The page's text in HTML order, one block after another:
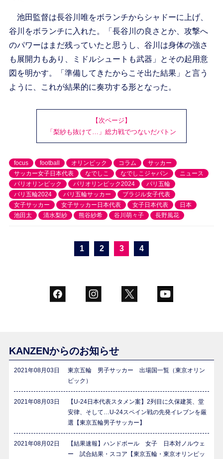
池田監督は長谷川唯をボランチからシャドーに上げ、
谷川をボランチに入れた。「長谷川の良さとか、攻撃へ
のパワーはまだ残っていたと思うし、谷川は身体の強さ
も展開力もあり、ミドルシュートも武器」とその起用意
図を明かす。「準備してきたからこそ出た結果」と言う
ように、これが結果的に奏功する形となった。
【次ページ】
「梨紗も抜けて…」総力戦でつないだバトン
focus football オリンピック コラム
サッカー
サッカー女子日本代表
なでしこ なでしこジャパン
ニュース
パリオリンピック
パリオリンピック2024
パリ五輪
パリ五輪2024
パリ五輪サッカー
ブラジル女子代表
女子サッカー
女子サッカー日本代表 女子日本代表
日本
池田太
清水梨紗 熊谷紗希 谷川萌々子 長野風花
1 2 3 4
KANZENからのお知らせ
2021年08月03日
東京五輪 男子サッカー 出場国一覧（東京オリン
ピック）
2021年08月03日
【U-24日本代表スタメン案】2列目に久保建英、堂
安律、そして…U-24スペイン戦の先発イレブンを厳
選【東京五輪男子サッカー】
2021年08月02日
【結果速報】ハンドボール 女子 日本対ノルウェ
ー 試合結果・スコア【東京五輪・東京オリンピッ